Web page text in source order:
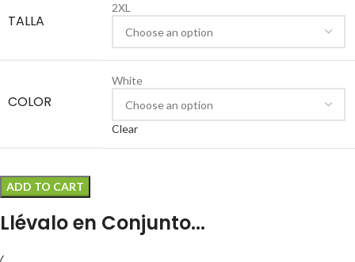
TALLA
2XL
COLOR
White
Clear
ADD TO CART
Llévalo en Conjunto...